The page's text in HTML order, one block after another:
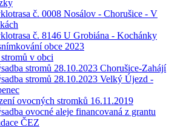
č. 0008 Nosálov - Chorušice - V
č. 8146 U Grobiána - Kochánky
obce 2023
v obci
stromů 28.10.2023 Chorušice-Zahájí
stromů 28.10.2023 Velký Újezd -
ovocných stromků 16.11.2019
ovocné aleje financovaná z grantu
ČEZ